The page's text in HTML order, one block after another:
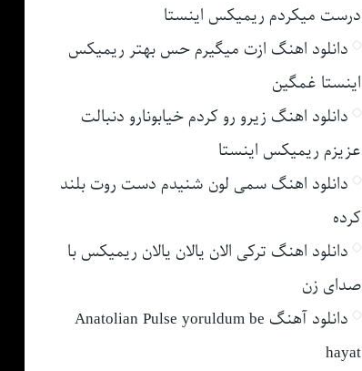
درست میکردم ریمیکس اینستا
دانلود اهنگ ازت میگیرم حس بهتر ریمیکس
اینستا غمگین
دانلود اهنگ زیرو رو کردم خیابونارو دنبالت
عزیزم ریمیکس اینستا
دانلود اهنگ سمی لون شنیدم دست روت بلند
کرده
دانلود اهنگ ترکی الان یالان یالان ریمیکس با
صدای زن
دانلود آهنگ Anatolian Pulse yoruldum be
hayat